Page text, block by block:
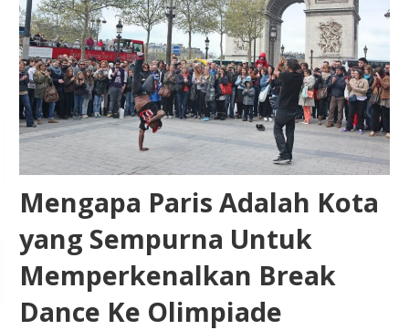
Mengapa Paris Adalah Kota
yang Sempurna Untuk
Memperkenalkan Break
Dance Ke Olimpiade